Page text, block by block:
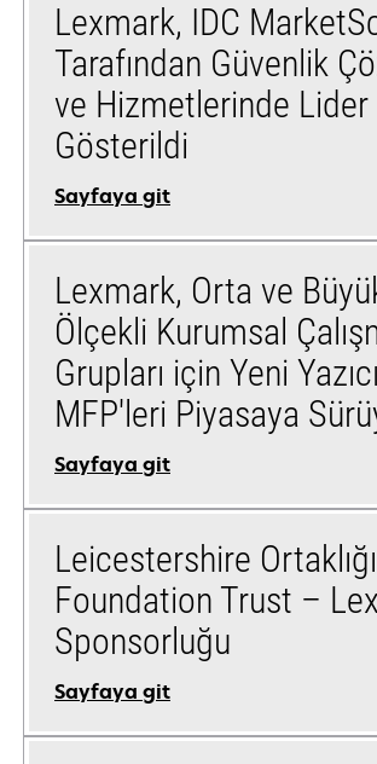
Lexmark, IDC
Tarafından Güvenlik
ve Hizmetlerinde Lider
Gösterildi
Sayfaya git
Lexmark, Orta ve
Ölçekli Kurumsal
Grupları için Yeni
MFP'leri Piyasaya
Sayfaya git
Leicestershire
Foundation Trust –
Sponsorluğu
Sayfaya git